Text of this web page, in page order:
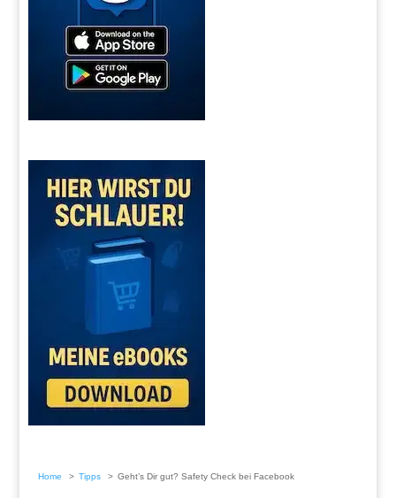
Home Tipps Geht’s Dir gut? Safety Check bei Facebook